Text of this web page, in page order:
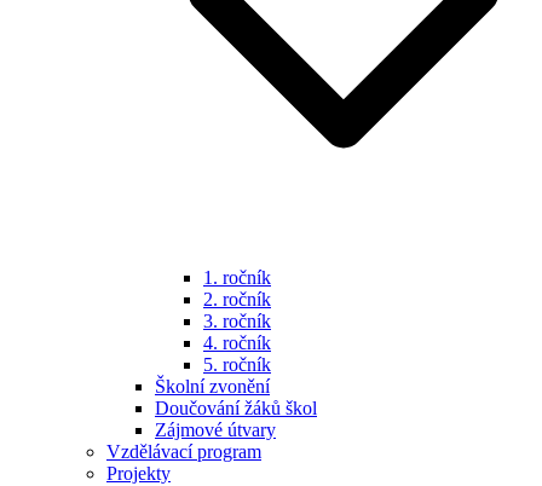
1. ročník
2. ročník
3. ročník
4. ročník
5. ročník
Školní zvonění
Doučování žáků škol
Zájmové útvary
Vzdělávací program
Projekty